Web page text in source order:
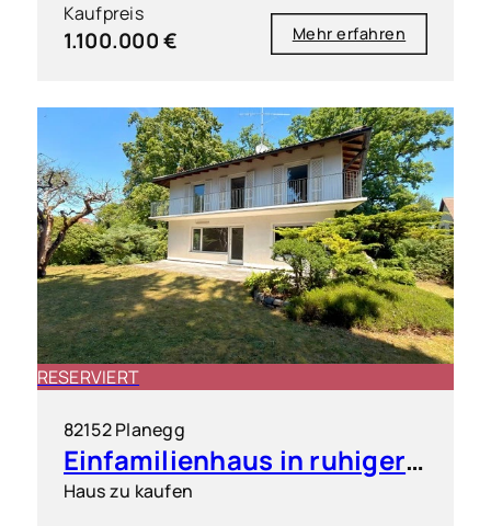
Kaufpreis
1.100.000 € Mehr erfahren
RESERVIERT
82152 Planegg
Einfamilienhaus in ruhiger & grüner Toplage
Haus zu kaufen